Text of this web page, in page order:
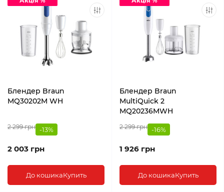
Блендер Braun
MQ30202M WH
2 299 грн -13%
2 003 грн
До кошикаКупить
Блендер Braun
MultiQuick 2
MQ20236MWH
2 299 грн -16%
1 926 грн
До кошикаКупить